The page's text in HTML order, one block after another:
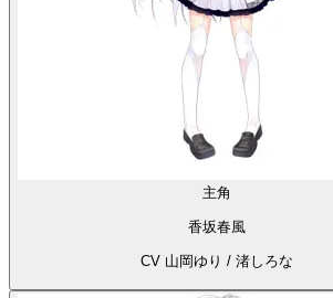
主角
香坂春風
CV 山岡ゆり / 渚しろな